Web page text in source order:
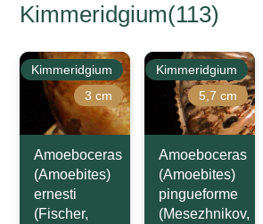
Kimmeridgium(113)
Kimmeridgium
3 cm
Amoeboceras
(Amoebites)
ernesti
(Fischer,
Kimmeridgium
5,7 cm
Amoeboceras
(Amoebites)
pingueforme
(Mesezhnikov,